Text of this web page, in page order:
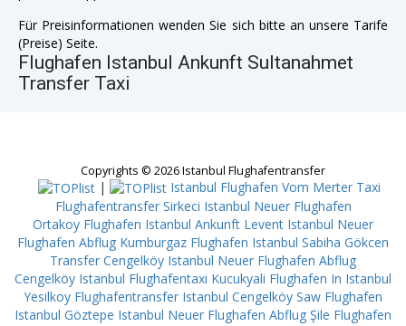
Für Preisinformationen wenden Sie sich bitte an unsere Tarife
(Preise) Seite.
Flughafen Istanbul Ankunft Sultanahmet
Transfer Taxi
Copyrights © 2026 Istanbul Flughafentransfer
| Istanbul Flughafen Vom Merter Taxi
Flughafentransfer Sirkeci Istanbul Neuer Flughafen
Ortakoy Flughafen Istanbul Ankunft Levent Istanbul Neuer
Flughafen Abflug Kumburgaz Flughafen Istanbul Sabiha Gökcen
Transfer Cengelköy Istanbul Neuer Flughafen Abflug
Cengelköy Istanbul Flughafentaxi Kucukyali Flughafen In Istanbul
Yesilkoy Flughafentransfer Istanbul Cengelköy Saw Flughafen
Istanbul Göztepe Istanbul Neuer Flughafen Abflug Şile Flughafen